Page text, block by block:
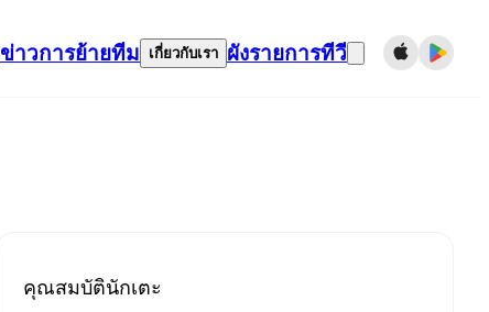
ข่าวการย้ายทีม เกี่ยวกับเรา ผังรายการทีวี
คุณสมบัตินักเตะ